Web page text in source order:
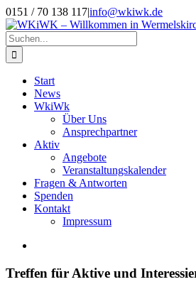
Zum
Inhalt
springen
0151 / 70 138 117|info@wkiwk.de
Suche
nach:
Start
News
WkiWk
Über Uns
Ansprechpartner
Aktiv
Angebote
Veranstaltungskalender
Fragen & Antworten
Spenden
Kontakt
Impressum
Bild
Treffen für Aktive und